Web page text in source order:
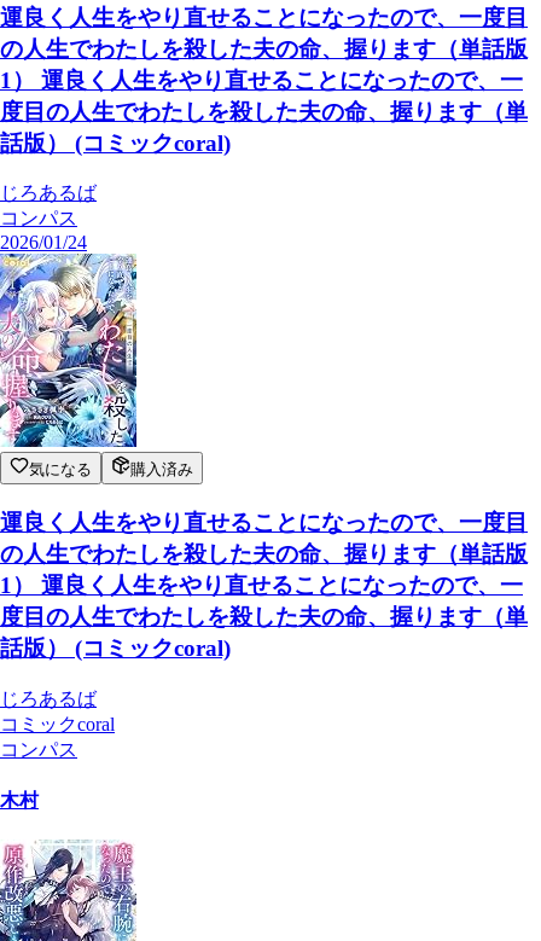
運良く人生をやり直せることになったので、一度目
の人生でわたしを殺した夫の命、握ります（単話版
1） 運良く人生をやり直せることになったので、一
度目の人生でわたしを殺した夫の命、握ります（単
話版） (コミックcoral)
じろあるば
コンパス
2026/01/24
気になる 購入済み
運良く人生をやり直せることになったので、一度目
の人生でわたしを殺した夫の命、握ります（単話版
1） 運良く人生をやり直せることになったので、一
度目の人生でわたしを殺した夫の命、握ります（単
話版） (コミックcoral)
じろあるば
コミックcoral
コンパス
木村